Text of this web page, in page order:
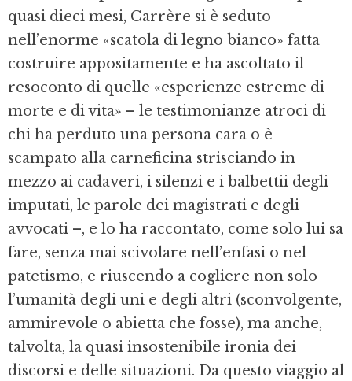
quasi dieci mesi, Carrère si è se­duto
nell’enorme «scatola di legno bian­co» fatta
costruire appositamente e ha a­scoltato il
resoconto di quelle «esperienze estreme di
morte e di vita» – le testimo­nianze atroci di
chi ha perduto una perso­na cara o è
scampato alla carneficina stri­sciando in
mezzo ai cadaveri, i silenzi e i balbettii degli
imputati, le parole dei ma­gistrati e degli
avvocati –, e lo ha racconta­to, come solo lui sa
fare, senza mai scivola­re nell’enfasi o nel
patetismo, e riuscendo a cogliere non solo
l’umanità degli uni e degli altri (sconvolgente,
ammirevole o a­bietta che fosse), ma anche,
talvolta, la qua­si insostenibile ironia dei
discorsi e delle situazioni. Da questo viaggio al